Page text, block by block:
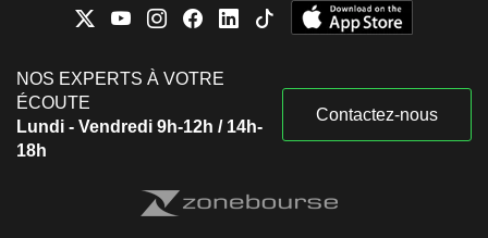
NOS EXPERTS À VOTRE
ÉCOUTE
Lundi - Vendredi 9h-12h / 14h-
18h
Contactez-nous